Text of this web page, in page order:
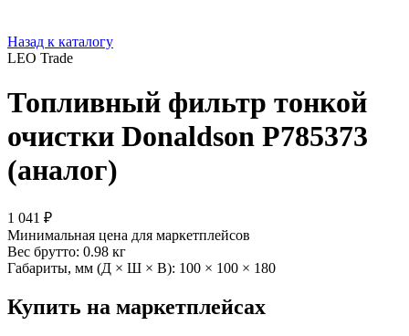
Назад к каталогу
LEO Trade
Топливный фильтр тонкой
очистки Donaldson P785373
(аналог)
1 041 ₽
Минимальная цена для маркетплейсов
Вес брутто: 0.98 кг
Габариты, мм (Д × Ш × В): 100 × 100 × 180
Купить на маркетплейсах